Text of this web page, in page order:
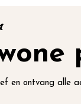
en ontvang alle